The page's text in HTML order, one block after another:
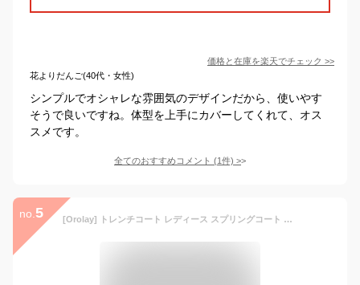
価格と在庫を楽天でチェック >>
花よりだんご(40代・女性)
シンプルでオシャレな雰囲気のデザインだから、使いやす
そうで良いですね。体型を上手にカバーしてくれて、オス
スメです。
全てのおすすめコメント (1件) >
no. 5 [Orolay] トレンチコート レディース スプリングコート コート 春コート トレンチ アウター ロング 長袖 大きな襟 ベルト付き 無地 薄手 撥水 通勤 フォーマル 就活 春 秋(ネイビー,L)